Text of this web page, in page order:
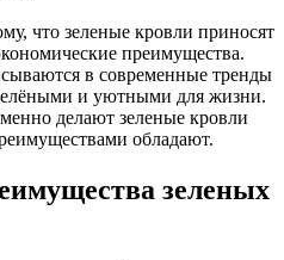
что зеленые кровли приносят
преимущества.
в современные тренды
и уютными для жизни.
делают зеленые кровли
обладают.
зеленых